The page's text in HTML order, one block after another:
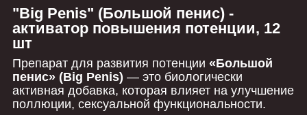
"Big Penis" (Большой пенис) -
активатор повышения потенции, 12
шт
Препарат для развития потенции «Большой
пенис» (Big Penis) — это биологически
активная добавка, которая влияет на улучшение
поллюции, сексуальной функциональности.